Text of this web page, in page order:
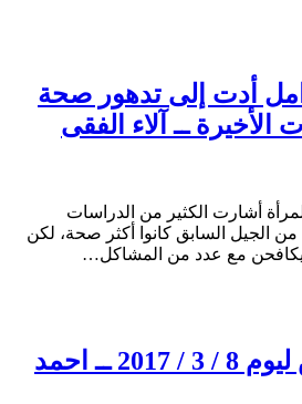
يوضح 7 عوامل أدت إلى تدهور صحة
الأخيرة ــ آلاء الفقى
أشارت الكثير من الدراسات
من الجيل السابق كانوا أكثر صحة، لكن
مع عدد من المشاكل…
أهم أحداث حمص ليوم 8 / 3 / 2017 ــ احمد